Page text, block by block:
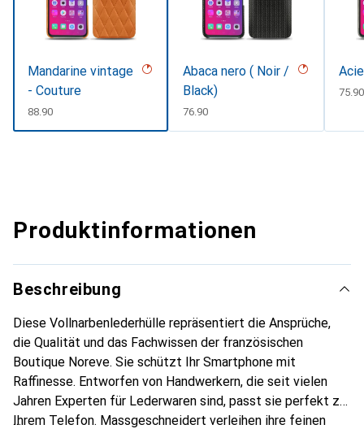
Mandarine vintage
- Couture
CHF
88.90
Abaca nero ( Noir /
Black)
CHF
76.90
CHF
75.90
Produktinformationen
Beschreibung
Diese Vollnarbenlederhülle repräsentiert die Ansprüche,
die Qualität und das Fachwissen der französischen
Boutique Noreve. Sie schützt Ihr Smartphone mit
Raffinesse. Entworfen von Handwerkern, die seit vielen
Jahren Experten für Lederwaren sind, passt sie perfekt zu
Ihrem Telefon. Massgeschneidert verleihen ihre feinen